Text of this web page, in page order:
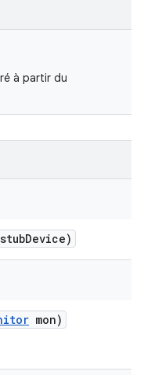
à partir du
Device)
mon)